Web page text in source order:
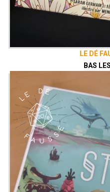
LE DÉ
BAS